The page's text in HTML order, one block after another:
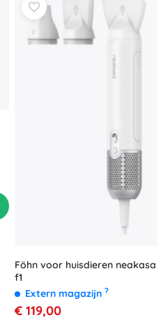
Föhn voor huisdieren neakasa
f1
Extern magazijn ?
€ 119,00